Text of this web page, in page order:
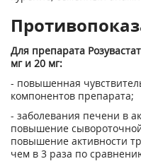
Для препарата
мг и 20 мг:
- повышенная
компонентов препарата;
- заболевания печени в
повышение
повышение активности
чем в 3 раза по